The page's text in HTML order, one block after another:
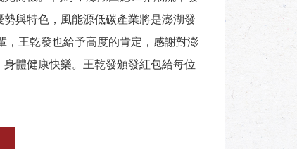
與特色，風能源低碳產業將是澎湖發
，王乾發也給予高度的肯定，感謝對澎
體健康快樂。王乾發頒發紅包給每位